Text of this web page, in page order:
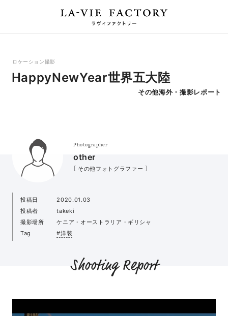
ロケーション撮影
HappyNewYear世界五大陸
その他海外・撮影レポート
Photographer
other
［ その他フォトグラファー ］
投稿日
2020.01.03
投稿者
takeki
撮影場所
ケニア・オーストラリア・ギリシャ
Tag
#洋装
Shooting Report